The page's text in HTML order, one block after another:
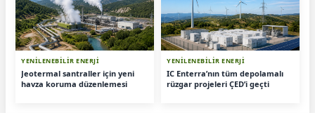
YENİLENEBİLİR ENERJİ
Jeotermal santraller için yeni
havza koruma düzenlemesi
YENİLENEBİLİR ENERJİ
IC Enterra’nın tüm depolamalı
rüzgar projeleri ÇED’i geçti